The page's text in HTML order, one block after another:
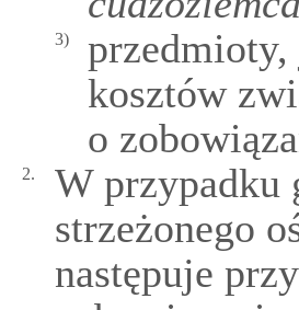
3)
przedmioty,
kosztów
o
2.
W przypadku
strzeżonego
następuje